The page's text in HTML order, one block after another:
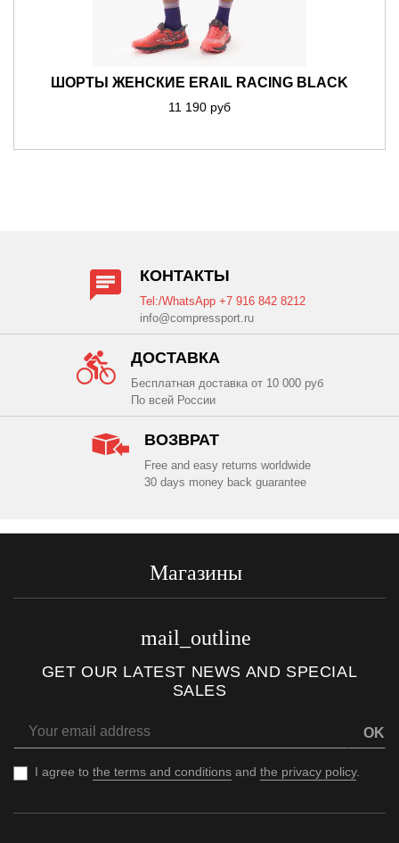
ШОРТЫ ЖЕНСКИЕ ЕRAIL RACING BLACK
11 190 руб
КОНТАКТЫ
Tel:/WhatsApp +7 916 842 8212
info@compressport.ru
ДОСТАВКА
Бесплатная доставка от 10 000 руб
По всей России
ВОЗВРАТ
Free and easy returns worldwide
30 days money back guarantee
Магазины
mail_outline
GET OUR LATEST NEWS AND SPECIAL
SALES
OK
I agree to the terms and conditions and the privacy policy.